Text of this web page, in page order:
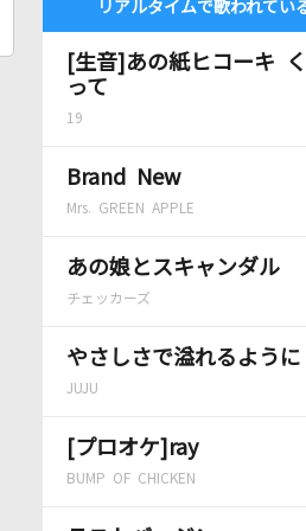
リアルタイムで歌われてい
[生音]あの紙ヒコーキ
って
19
Brand New
Mrs. GREEN APPLE
あの娘とスキャンダル
チェッカーズ
やさしさで溢れるように
JUJU
[プロオケ]ray
BUMP OF CHICKEN